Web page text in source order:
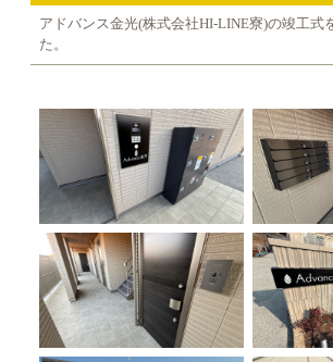
アドバンス金光(株式会社HI-LINE寮)の竣工式
た。